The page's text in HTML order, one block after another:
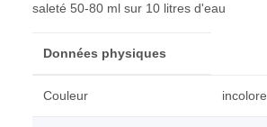
saleté 50-80 ml sur 10 litres d'eau
Données physiques
Couleur incolore